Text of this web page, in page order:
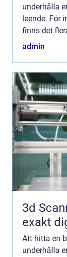
underhålla
leende. För
finns det
tandvårdspr...
admin
3d Scanning från
exakt
Att hitta en
underhålla